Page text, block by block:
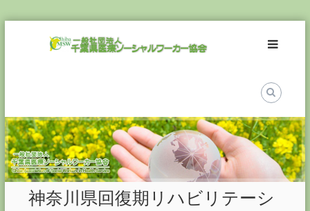
一
般
人
千
葉
県
医
療
神奈川県回復期リハビリテーシ